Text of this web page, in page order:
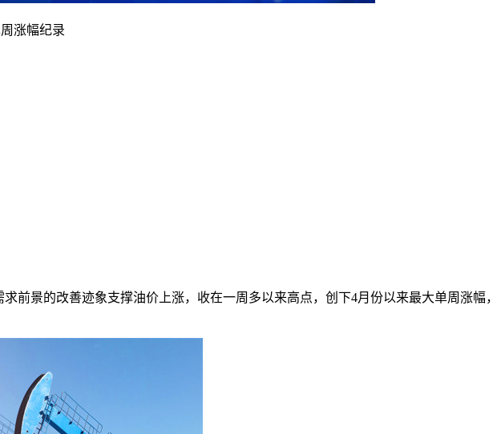
涨幅纪录
景的改善迹象支撑油价上涨，收在一周多以来高点，创下4月份以来最大单周涨幅，